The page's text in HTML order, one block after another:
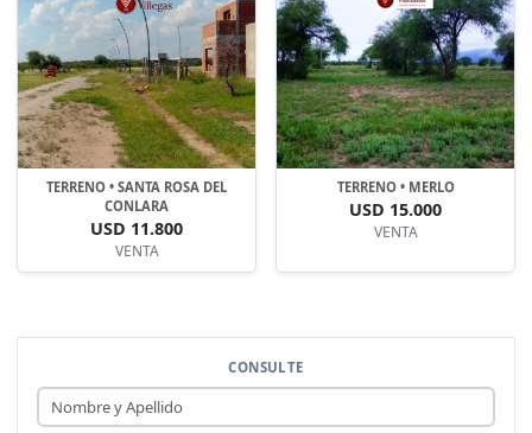
TERRENO • SANTA ROSA DEL
CONLARA
USD 11.800
VENTA
TERRENO • MERLO
USD 15.000
VENTA
CONSULTE
Nombre y Apellido